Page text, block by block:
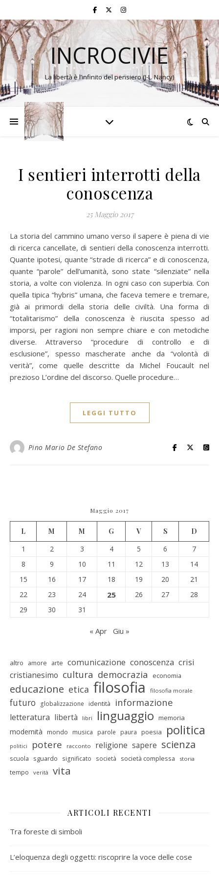
INCROCIVIE
La libertà è l’infinito del pensiero (J-L. Nancy)
I sentieri interrotti della
conoscenza
25 Maggio 2017
La storia del cammino umano verso il sapere è piena di vie
di ricerca cancellate, di sentieri della conoscenza interrotti.
Quante ipotesi, quante “strade di ricerca” e di conoscenza,
quante “parole” dell’umanità, sono state “silenziate” nella
storia, a volte con violenza. In ogni caso con superbia. Con
quella tipica “hybris” umana, che faceva temere e tremare,
già ai primordi della storia delle civiltà. Una forma di
“totalitarismo” della conoscenza è riuscita spesso ad
imporsi, per ragioni non sempre chiare e con metodiche
diverse. Attraverso “procedure di controllo e di
esclusione”, spesso mascherate anche da “volontà di
verità”, come quelle descritte da Michel Foucault nel
prezioso L’ordine del discorso. Quelle procedure…
LEGGI TUTTO
Pino Mario De Stefano
Maggio 2017
L M M G V S
D
1
2 3 4 5 6
7
8
9 10 11 12 13
14
15
16 17 18 19 20
21
22
23 24 25 26 27
28
29
30 31
« Apr Giu »
altro amore arte comunicazione conoscenza crisi
cristianesimo cultura democrazia economia
educazione etica filosofia filosofia morale
futuro globalizzazione identità informazione
letteratura libertà libri linguaggio memoria
modernità mondo musica parole paura poesia politica
politici potere racconto religione sapere scienza
scuola sguardo significato società società complessa storia
tempo verità vita
ARTICOLI RECENTI
Tra foreste di simboli
L’eloquenza degli oggetti: riscoprire la voce delle cose